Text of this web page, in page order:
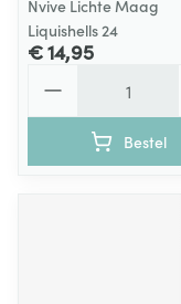
Nvive Lichte Maag
Liquishells 24
€ 14,95
Bestel